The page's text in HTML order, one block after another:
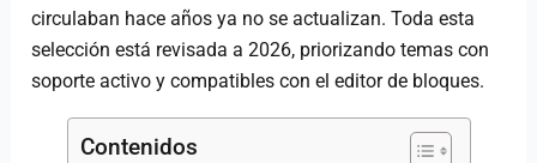
circulaban hace años ya no se actualizan. Toda esta
selección está revisada a 2026, priorizando temas con
soporte activo y compatibles con el editor de bloques.
Contenidos